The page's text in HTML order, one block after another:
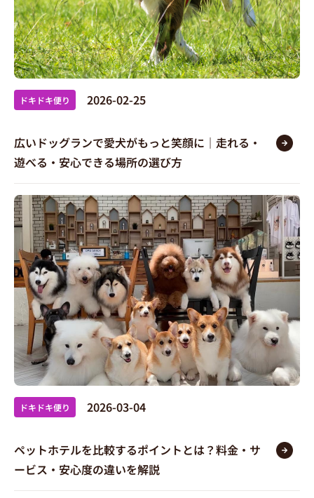
ドキドキ便り 2026-02-25
広いドッグランで愛犬がもっと笑顔に｜走れる・
遊べる・安心できる場所の選び方
ドキドキ便り 2026-03-04
ペットホテルを比較するポイントとは？料金・サ
ービス・安心度の違いを解説